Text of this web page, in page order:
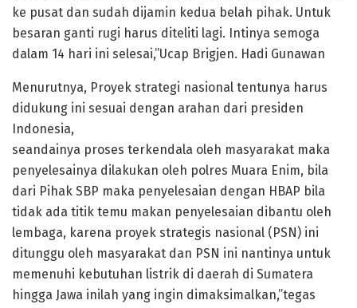
ke pusat dan sudah dijamin kedua belah pihak. Untuk
besaran ganti rugi harus diteliti lagi. Intinya semoga
dalam 14 hari ini selesai,”Ucap Brigjen. Hadi Gunawan
Menurutnya, Proyek strategi nasional tentunya harus
didukung ini sesuai dengan arahan dari presiden
Indonesia,
seandainya proses terkendala oleh masyarakat maka
penyelesainya dilakukan oleh polres Muara Enim, bila
dari Pihak SBP maka penyelesaian dengan HBAP bila
tidak ada titik temu makan penyelesaian dibantu oleh
lembaga, karena proyek strategis nasional (PSN) ini
ditunggu oleh masyarakat dan PSN ini nantinya untuk
memenuhi kebutuhan listrik di daerah di Sumatera
hingga Jawa inilah yang ingin dimaksimalkan,”tegas